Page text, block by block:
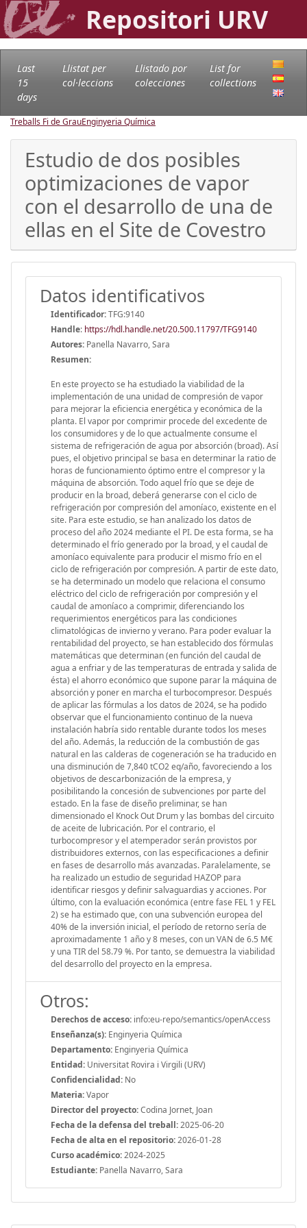
Repositori URV
Last
15
days
Llistat per
col·leccions
Llistado por
colecciones
List for
collections
Treballs Fi de GrauEnginyeria Química
Estudio de dos posibles
optimizaciones de vapor
con el desarrollo de una de
ellas en el Site de Covestro
Datos identificativos
Identificador:TFG:9140
Handle: https://hdl.handle.net/20.500.11797/TFG9140
Autores: Panella Navarro, Sara
Resumen:
En este proyecto se ha estudiado la viabilidad de la
implementación de una unidad de compresión de vapor
para mejorar la eficiencia energética y económica de la
planta. El vapor por comprimir procede del excedente de
los consumidores y de lo que actualmente consume el
sistema de refrigeración de agua por absorción (broad). Así
pues, el objetivo principal se basa en determinar la ratio de
horas de funcionamiento óptimo entre el compresor y la
máquina de absorción. Todo aquel frío que se deje de
producir en la broad, deberá generarse con el ciclo de
refrigeración por compresión del amoníaco, existente en el
site. Para este estudio, se han analizado los datos de
proceso del año 2024 mediante el PI. De esta forma, se ha
determinado el frío generado por la broad, y el caudal de
amoníaco equivalente para producir el mismo frío en el
ciclo de refrigeración por compresión. A partir de este dato,
se ha determinado un modelo que relaciona el consumo
eléctrico del ciclo de refrigeración por compresión y el
caudal de amoníaco a comprimir, diferenciando los
requerimientos energéticos para las condiciones
climatológicas de invierno y verano. Para poder evaluar la
rentabilidad del proyecto, se han establecido dos fórmulas
matemáticas que determinan (en función del caudal de
agua a enfriar y de las temperaturas de entrada y salida de
ésta) el ahorro económico que supone parar la máquina de
absorción y poner en marcha el turbocompresor. Después
de aplicar las fórmulas a los datos de 2024, se ha podido
observar que el funcionamiento continuo de la nueva
instalación habría sido rentable durante todos los meses
del año. Además, la reducción de la combustión de gas
natural en las calderas de cogeneración se ha traducido en
una disminución de 7,840 tCO2 eq/año, favoreciendo a los
objetivos de descarbonización de la empresa, y
posibilitando la concesión de subvenciones por parte del
estado. En la fase de diseño preliminar, se han
dimensionado el Knock Out Drum y las bombas del circuito
de aceite de lubricación. Por el contrario, el
turbocompresor y el atemperador serán provistos por
distribuidores externos, con las especificaciones a definir
en fases de desarrollo más avanzadas. Paralelamente, se
ha realizado un estudio de seguridad HAZOP para
identificar riesgos y definir salvaguardias y acciones. Por
último, con la evaluación económica (entre fase FEL 1 y FEL
2) se ha estimado que, con una subvención europea del
40% de la inversión inicial, el período de retorno sería de
aproximadamente 1 año y 8 meses, con un VAN de 6.5 M€
y una TIR del 58.79 %. Por tanto, se demuestra la viabilidad
del desarrollo del proyecto en la empresa.
Otros:
Derechos de acceso: info:eu-repo/semantics/openAccess
Enseñanza(s): Enginyeria Química
Departamento: Enginyeria Química
Entidad: Universitat Rovira i Virgili (URV)
Confidencialidad: No
Materia:Vapor
Director del proyecto:Codina Jornet, Joan
Fecha de la defensa del treball:2025-06-20
Fecha de alta en el repositorio:2026-01-28
Curso académico:2024-2025
Estudiante: Panella Navarro, Sara